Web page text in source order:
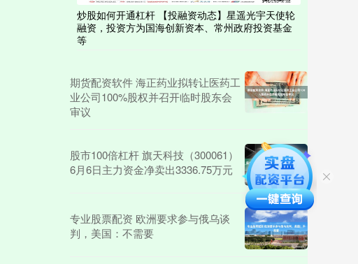
炒股如何开通杠杆 【投融资动态】星遥光宇天使轮
融资，投资方为国海创新资本、常州政府投资基金
等
期货配资软件 海正药业拟转让医药工
业公司100%股权并召开临时股东会
审议
股市100倍杠杆 旗天科技（300061）
6月6日主力资金净卖出3336.75万元
专业股票配资 欧洲要求参与俄乌谈
判，美国：不需要